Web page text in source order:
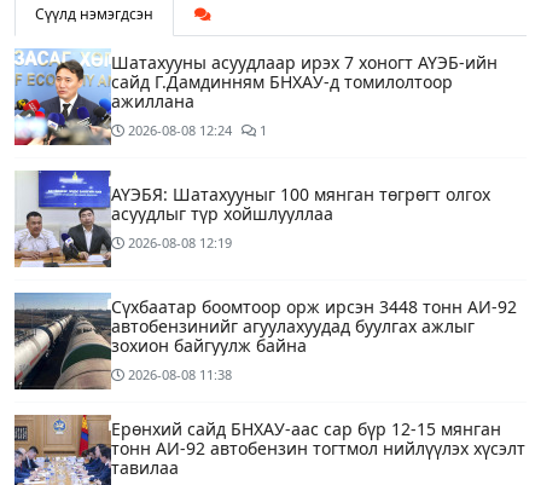
Сүүлд нэмэгдсэн
Шатахууны асуудлаар ирэх 7 хоногт АҮЭБ-ийн
сайд Г.Дамдинням БНХАУ-д томилолтоор
ажиллана
2026-08-08 12:24 1
АҮЭБЯ: Шатахууныг 100 мянган төгрөгт олгох
асуудлыг түр хойшлууллаа
2026-08-08 12:19
Сүхбаатар боомтоор орж ирсэн 3448 тонн АИ-92
автобензинийг агуулахуудад буулгах ажлыг
зохион байгуулж байна
2026-08-08 11:38
Ерөнхий сайд БНХАУ-аас сар бүр 12-15 мянган
тонн АИ-92 автобензин тогтмол нийлүүлэх хүсэлт
тавилаа